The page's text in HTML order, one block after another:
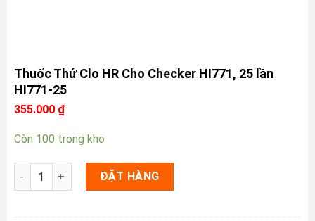
Thuốc Thử Clo HR Cho Checker HI771, 25 lần
HI771-25
355.000 ₫
Còn 100 trong kho
Thuốc Thử Clo HR Cho Checker HI771, 25 lần HI771-25 số
ĐẶT HÀNG